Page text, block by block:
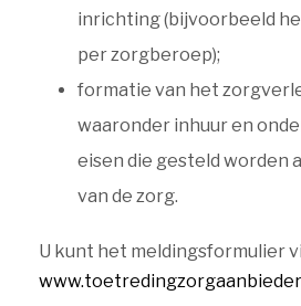
inrichting (bijvoorbeeld
per zorgberoep);
formatie van het
waaronder inhuur en
eisen die gesteld worden
van de zorg.
U kunt het meldingsformulier